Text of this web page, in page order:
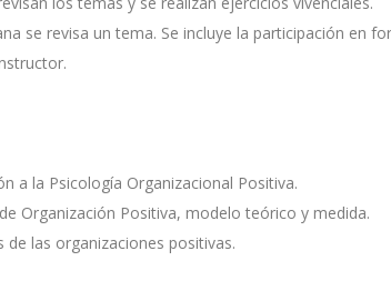
se revisa un tema. Se incluye la participación en
a la Psicología Organizacional Positiva.
Organización Positiva, modelo teórico y medida.
de las organizaciones positivas.